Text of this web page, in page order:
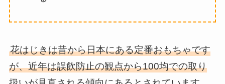
花はじきは昔から日本にある定番おもちゃです
が、近年は誤飲防止の観点から100均での取り